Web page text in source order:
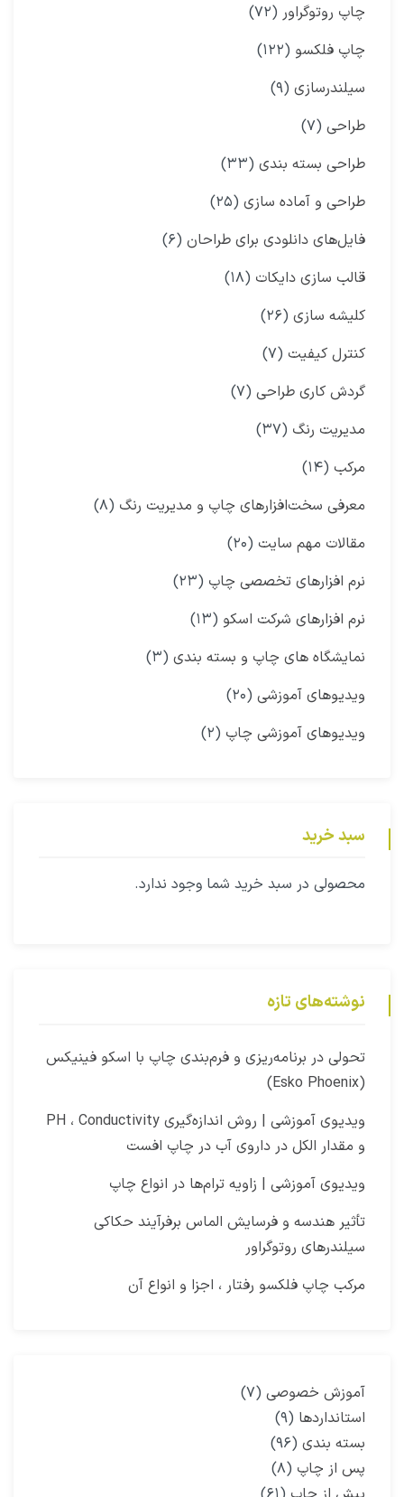
چاپ روتوگراور (۷۲)
چاپ فلکسو (۱۲۲)
سیلندرسازی (۹)
طراحی (۷)
طراحی بسته بندی (۳۳)
طراحی و آماده سازی (۲۵)
فایل‌های دانلودی برای طراحان (۶)
قالب سازی دایکات (۱۸)
کلیشه سازی (۲۶)
کنترل کیفیت (۷)
گردش کاری طراحی (۷)
مدیریت رنگ (۳۷)
مرکب (۱۴)
معرفی سخت‌افزارهای چاپ و مدیریت رنگ (۸)
مقالات مهم سایت (۲۰)
نرم افزارهای تخصصی چاپ (۲۳)
نرم افزارهای شرکت اسکو (۱۳)
نمایشگاه‌ های چاپ و بسته بندی (۳)
ویدیوهای آموزشی (۲۰)
ویدیوهای آموزشی چاپ (۲)
سبد خرید
محصولی در سبد خرید شما وجود ندارد.
نوشته‌های تازه
‫تحولی در برنامه‌ریزی و فرم‌بندی چاپ با اسکو فینیکس
(Esko Phoenix)
ویدیوی آموزشی | روش اندازه‌گیری PH ، Conductivity
و مقدار الکل در داروی آب در چاپ افست​
ویدیوی آموزشی | زاویه ترام‌ها در انواع چاپ
تأثیر هندسه و فرسایش الماس برفرآیند حکاکی
سیلندرهای روتوگراور
مرکب چاپ فلکسو رفتار ، اجزا و انواع آن
آموزش خصوصی (۷)
استانداردها (۹)
بسته بندی (۹۶)
پس از چاپ (۸)